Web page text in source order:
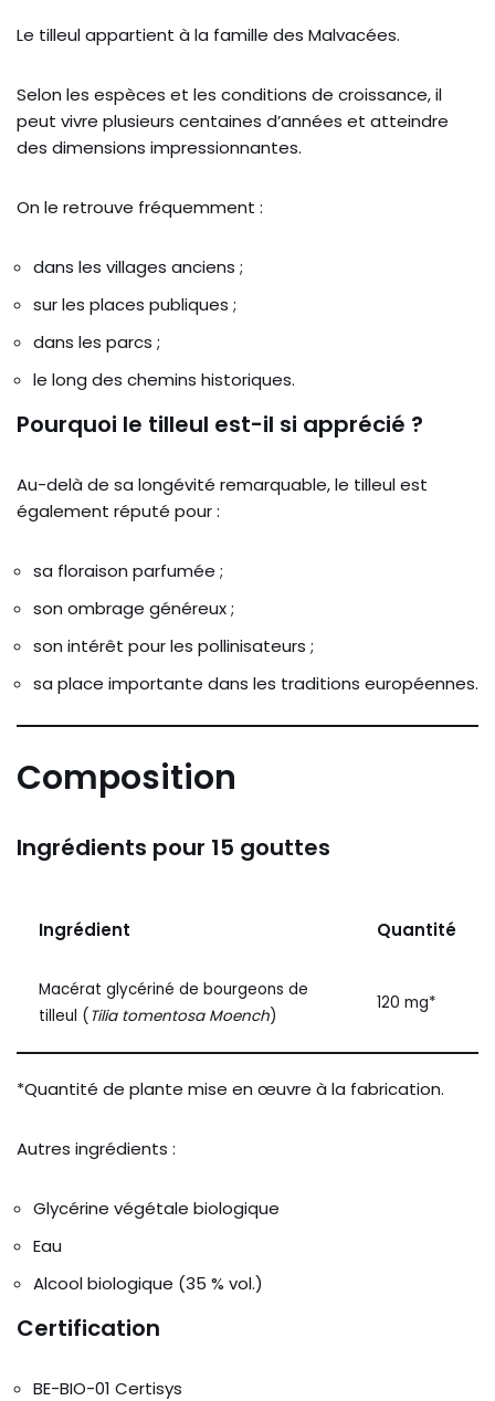
Le tilleul appartient à la famille des Malvacées.
Selon les espèces et les conditions de croissance, il
peut vivre plusieurs centaines d’années et atteindre
des dimensions impressionnantes.
On le retrouve fréquemment :
dans les villages anciens ;
sur les places publiques ;
dans les parcs ;
le long des chemins historiques.
Pourquoi le tilleul est-il si apprécié ?
Au-delà de sa longévité remarquable, le tilleul est
également réputé pour :
sa floraison parfumée ;
son ombrage généreux ;
son intérêt pour les pollinisateurs ;
sa place importante dans les traditions européennes.
Composition
Ingrédients pour 15 gouttes
Ingrédient Quantité
Macérat glycériné de bourgeons de
tilleul ( Tilia tomentosa Moench)
120 mg*
*Quantité de plante mise en œuvre à la fabrication.
Autres ingrédients :
Glycérine végétale biologique
Eau
Alcool biologique (35 % vol.)
Certification
BE-BIO-01 Certisys